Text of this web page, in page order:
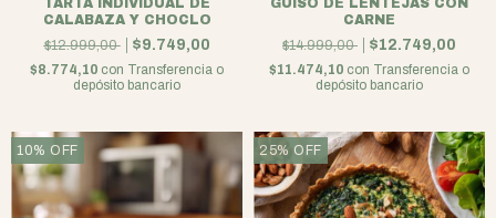
TARTA INDIVIDUAL DE
CALABAZA Y CHOCLO
$12.999,00
$9.749,00
$8.774,10 con Transferencia o
depósito bancario
GUISO DE LENTEJAS CON
CARNE
$14.999,00
$12.749,00
$11.474,10 con Transferencia o
depósito bancario
10% OFF 25% OFF